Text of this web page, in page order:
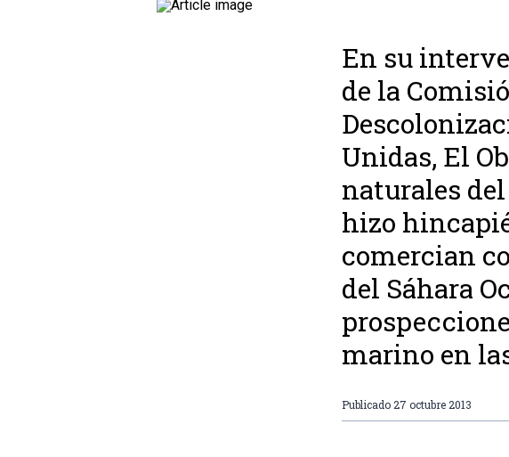
En su
de la
Unidas, El
naturales
hizo
comercian
del Sáhara
marino en
Publicado 27 octubre 2013